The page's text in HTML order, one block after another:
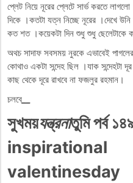
প্লেট নিয়ে নূরের প্লেটে সার্ভ করতে
দিকে ।কতটা যত্ন নিচ্ছে নূরের ।দেখে
কত শত ।কয়েকটা দিন শুধু শুধু ছেলেটাকে
অথচ সাদাফ সবসময় নুরকে এভাবেই
কোথাও একটা সন্দেহ ছিল ।যাক সন্দেহটা
কাছ থেকে দূরে রাখবে না ফজলুর রহমান।
চলবে
সুখময়যন্ত্রনাতুমি পর্ব
inspirational
valentinesday